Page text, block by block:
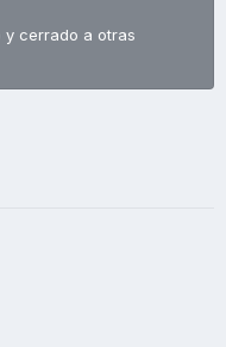
y cerrado a otras